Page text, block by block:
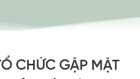
CHỨC GẶP MẶT